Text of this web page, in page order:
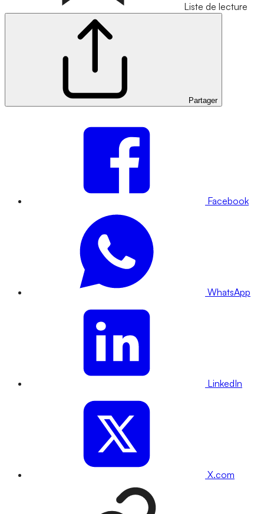
Liste de lecture
Partager
Facebook
WhatsApp
LinkedIn
X.com